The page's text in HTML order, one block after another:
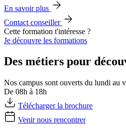
En savoir plus
Contact conseiller
Cette formation t'intéresse ?
Je découvre les formations
Des métiers pour
Nos campus sont ouverts du lundi au
De 08h à 18h
Télécharger la brochure
Venir nous rencontrer